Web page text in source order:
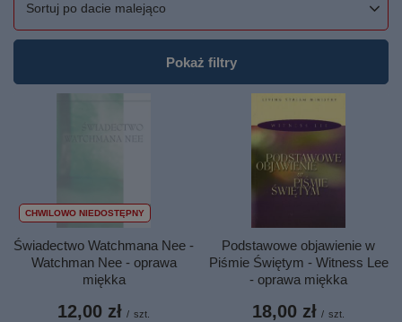
Zmień sortowanie
Sortuj po dacie malejąco
Pokaż filtry
CHWILOWO NIEDOSTĘPNY
Świadectwo Watchmana Nee -
Watchman Nee - oprawa
miękka
12,00 zł / szt.
Podstawowe objawienie w
Piśmie Świętym - Witness Lee
- oprawa miękka
18,00 zł / szt.